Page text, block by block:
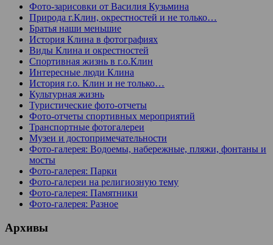
Фото-зарисовки от Василия Кузьмина
Природа г.Клин, окрестностей и не только…
Братья наши меньшие
История Клина в фотографиях
Виды Клина и окрестностей
Спортивная жизнь в г.о.Клин
Интересные люди Клина
История г.о. Клин и не только…
Культурная жизнь
Туристические фото-отчеты
Фото-отчеты спортивных мероприятий
Транспортные фотогалереи
Музеи и достопримечательности
Фото-галерея: Водоемы, набережные, пляжи, фонтаны и
мосты
Фото-галерея: Парки
Фото-галереи на религиозную тему
Фото-галерея: Памятники
Фото-галерея: Разное
Архивы